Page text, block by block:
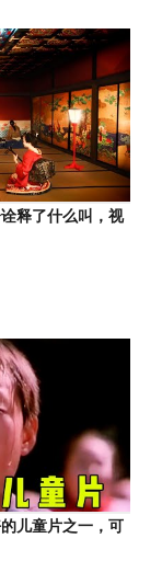
释了什么叫，视
儿童片之一，可